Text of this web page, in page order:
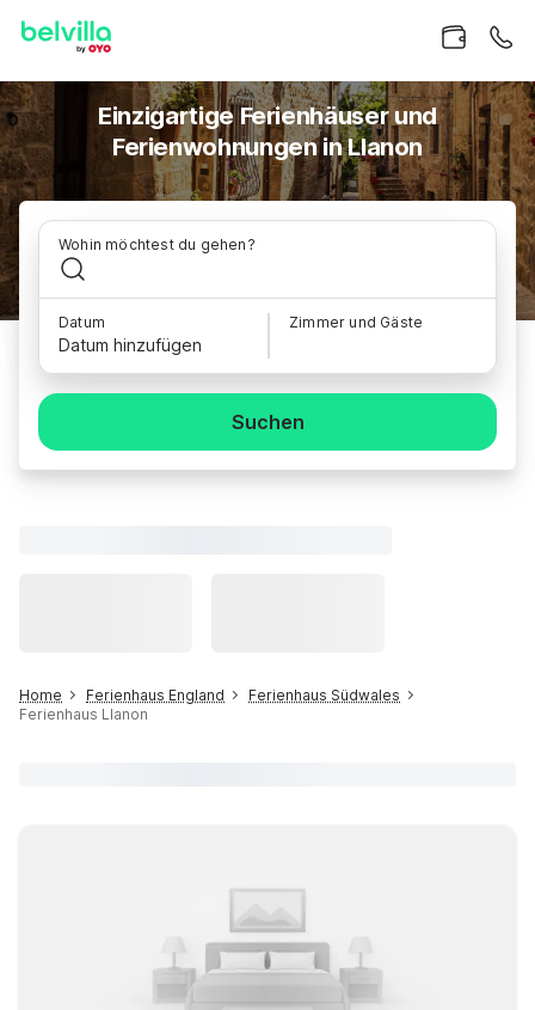
Einzigartige Ferienhäuser und
Ferienwohnungen in Llanon
Wohin möchtest du gehen?
Datum
Datum hinzufügen
Zimmer und Gäste
Suchen
Home Ferienhaus England
Ferienhaus Südwales
Ferienhaus Llanon